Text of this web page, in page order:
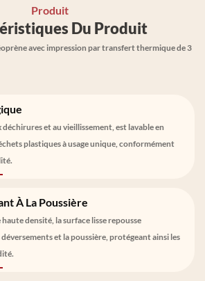
Produit
Du Produit
avec impression par transfert thermique de 3
déchirures et au vieillissement, est lavable en
plastiques à usage unique, conformément
À La Poussière
densité, la surface lisse repousse
et la poussière, protégeant ainsi les